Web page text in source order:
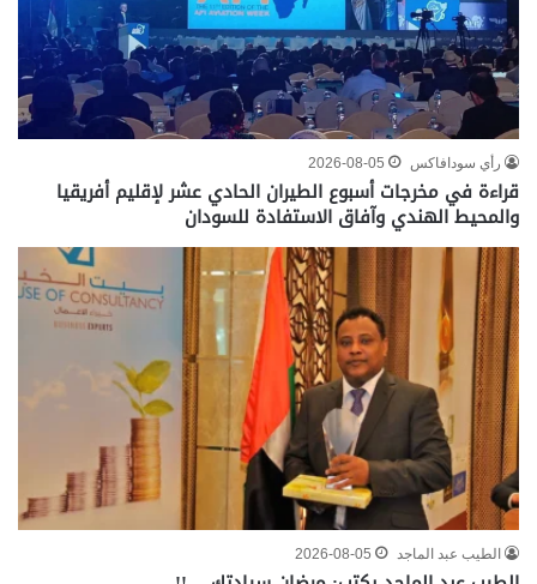
رأي سودافاكس 2026-08-05
قراءة في مخرجات أسبوع الطيران الحادي عشر لإقليم أفريقيا
والمحيط الهندي وآفاق الاستفادة للسودان
الطيب عبد الماجد 2026-08-05